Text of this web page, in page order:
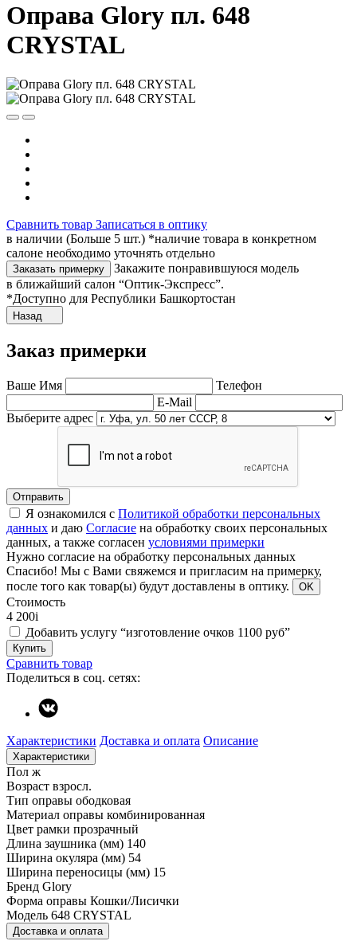
Оправа Glory пл. 648
CRYSTAL
Сравнить товар Записаться в оптику
в наличии (Больше 5 шт.) *наличие товара в конкретном
салоне необходимо уточнять отдельно
Заказать примерку
Закажите понравившуюся модель
в ближайший салон “Оптик-Экспресс”.
*Доступно для Республики Башкортостан
Назад
Заказ примерки
Ваше Имя
Телефон
E-Mail
Выберите адрес
Отправить
Я ознакомился с Политикой обработки персональных
данных и даю Согласие на обработку своих персональных
данных, а также согласен условиями примерки
Нужно согласие на обработку персональных данных
Спасибо! Мы с Вами свяжемся и пригласим на примерку,
после того как товар(ы) будут доставлены в оптику.
OK
Стоимость
4 200i
Добавить услугу “изготовление очков 1100 руб”
Купить
Сравнить товар
Поделиться в соц. сетях:
Характеристики Доставка и оплата Описание
Характеристики
Пол ж
Возраст взросл.
Тип оправы ободковая
Материал оправы комбинированная
Цвет рамки прозрачный
Длина заушника (мм) 140
Ширина окуляра (мм) 54
Ширина переносицы (мм) 15
Бренд Glory
Форма оправы Кошки/Лисички
Модель 648 CRYSTAL
Доставка и оплата